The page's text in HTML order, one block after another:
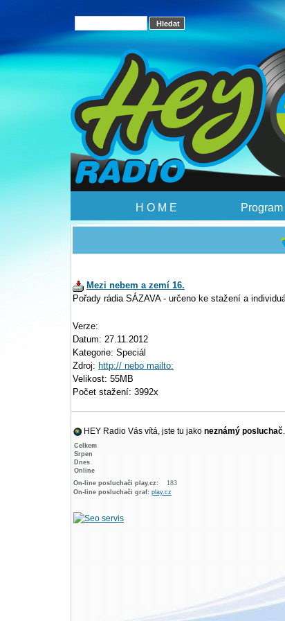
H O M E Program
Mezi nebem a zemí 16.
Pořady rádia SÁZAVA - určeno ke stažení a
Verze:
Datum: 27.11.2012
Kategorie: Speciál
Zdroj: http:// nebo mailto:
Velikost: 55MB
Počet stažení: 3992x
HEY Radio Vás vítá, jste tu jako neznámý posluchač.
Celkem
Srpen
Dnes
Online
On-line posluchači play.cz:
183
On-line posluchači graf: play.cz